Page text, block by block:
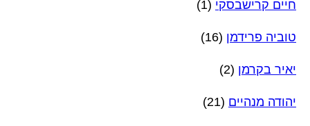
חיים קרישבסקי (1)
טוביה פרידמן (16)
יאיר בקרמן (2)
יהודה מנהיים (21)